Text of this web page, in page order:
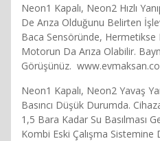
Neon1 Kapalı, Neon2 Hızlı
De Arıza Olduğunu Belirten
Baca Sensöründe, Hermetikse
Motorun Da Arıza Olabilir.
Görüşünüz.
Neon1 Kapalı, Neon2 Yavaş
Basıncı Düşük Durumda.
1,5 Bara Kadar Su Basılması
Kombi Eski Çalışma Sistemine